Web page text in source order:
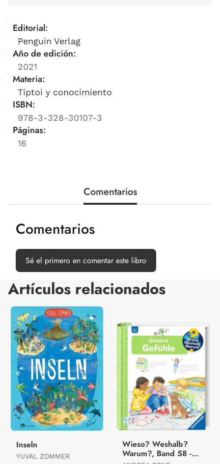
Editorial:
Penguin Verlag
Año de edición:
2021
Materia:
Tiptoi y conocimiento
ISBN:
978-3-328-30107-3
Páginas:
16
Comentarios
Comentarios
Sé el primero en comentar este libro
Artículos relacionados
Inseln
YUVAL ZOMMER
Wieso? Weshalb?
Warum?, Band 58 -